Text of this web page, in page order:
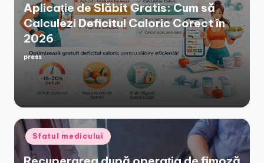
Aplicație de Slăbit Gratis: Cum să
Calculezi Deficitul Caloric Corect în
2026
Posted
press
Posted
in
Sfatul medicului